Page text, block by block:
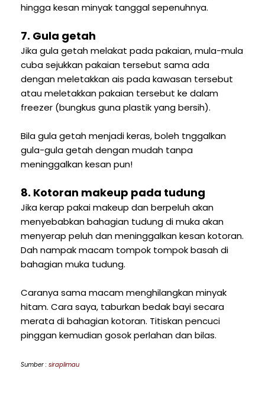
hingga kesan minyak tanggal sepenuhnya.
7. Gula getah
Jika gula getah melakat pada pakaian, mula-mula
cuba sejukkan pakaian tersebut sama ada
dengan meletakkan ais pada kawasan tersebut
atau meletakkan pakaian tersebut ke dalam
freezer (bungkus guna plastik yang bersih).
Bila gula getah menjadi keras, boleh tnggalkan
gula-gula getah dengan mudah tanpa
meninggalkan kesan pun!
8. Kotoran makeup pada tudung
Jika kerap pakai makeup dan berpeluh akan
menyebabkan bahagian tudung di muka akan
menyerap peluh dan meninggalkan kesan kotoran.
Dah nampak macam tompok tompok basah di
bahagian muka tudung.
Caranya sama macam menghilangkan minyak
hitam. Cara saya, taburkan bedak bayi secara
merata di bahagian kotoran. Titiskan pencuci
pinggan kemudian gosok perlahan dan bilas.
Sumber : siraplimau